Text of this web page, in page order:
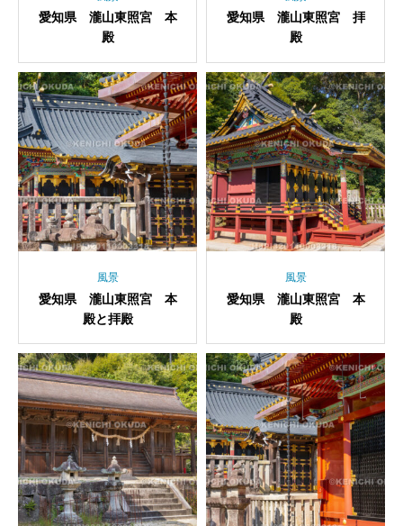
愛知県 瀧山東照宮 本
殿
愛知県 瀧山東照宮 拝
殿
風景
愛知県 瀧山東照宮 本
殿と拝殿
風景
愛知県 瀧山東照宮 本
殿